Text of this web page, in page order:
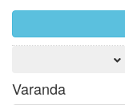
Varanda